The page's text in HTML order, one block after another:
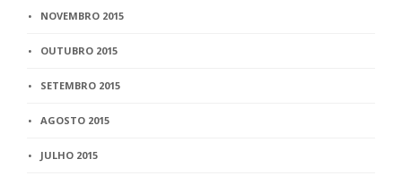
NOVEMBRO 2015
OUTUBRO 2015
SETEMBRO 2015
AGOSTO 2015
JULHO 2015